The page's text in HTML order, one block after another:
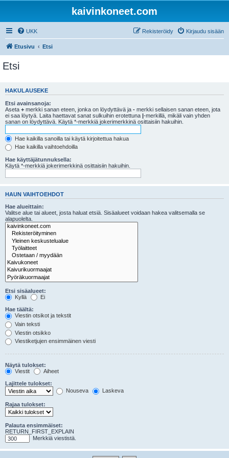
kaivinkoneet.com
UKK Kirjaudu sisään
Rekisteröidy
Etusivu Etsi
Etsi
HAKULAUSEKE
Etsi avainsanoja:
Aseta + merkki sanan eteen, jonka on löydyttävä ja - merkki sellaisen sanan eteen, jota
ei saa löytyä. Laita haettavat sanat sulkuihin erotettuna |-merkillä, mikäli vain yhden
sanan on löydyttävä. Käytä *-merkkiä jokerimerkkinä osittaisiin hakuihin.
Hae kaikilla sanoilla tai käytä kirjoitettua hakua
Hae kaikilla vaihtoehdoilla
Hae käyttäjätunnuksella:
Käytä *-merkkiä jokerimerkkinä osittaisiin hakuihin.
HAUN VAIHTOEHDOT
Hae alueittain:
Valitse alue tai alueet, josta haluat etsiä. Sisäalueet voidaan hakea valitsemalla se
alapuolelta.
Etsi sisäalueet:
Kyllä
Ei
Hae täältä:
Viestin otsikot ja tekstit
Vain teksti
Viestin otsikko
Viestiketjujen ensimmäinen viesti
Näytä tulokset:
Viestit
Aiheet
Lajittele tulokset:
Nouseva
Laskeva
Rajaa tulokset:
Palauta ensimmäiset:
RETURN_FIRST_EXPLAIN
Merkkiä viestistä.